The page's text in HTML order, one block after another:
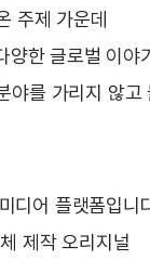
주제 가운데
양한 글로벌 이야
야를 가리지 않고
디어 플랫폼입니
제작 오리지널